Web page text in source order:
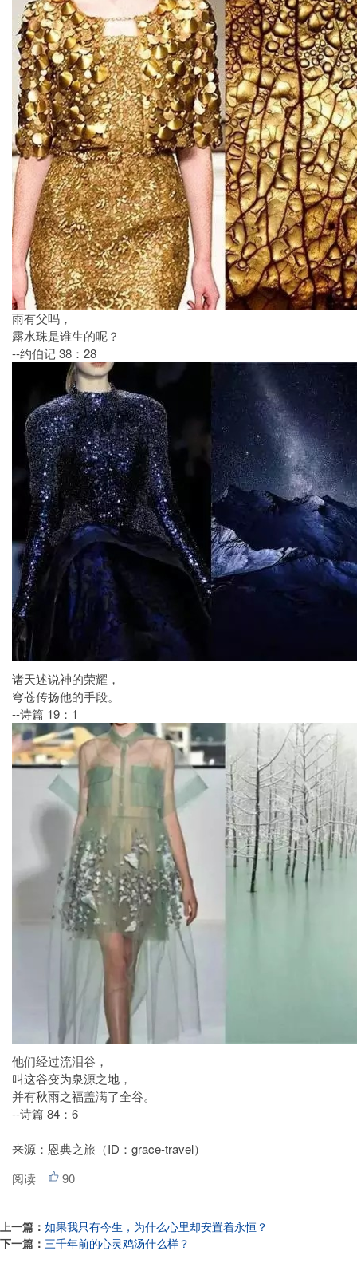
雨有父吗，
露水珠是谁生的呢？
--约伯记 38：28
诸天述说神的荣耀，
穹苍传扬他的手段。
--诗篇 19：1
他们经过流泪谷，
叫这谷变为泉源之地，
并有秋雨之福盖满了全谷。
--诗篇 84：6
来源：恩典之旅（ID：grace-travel）
阅读
90
上一篇： 如果我只有今生，为什么心里却安置着永恒？
下一篇： 三千年前的心灵鸡汤什么样？